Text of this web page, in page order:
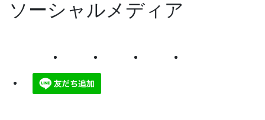
ソーシャルメディア